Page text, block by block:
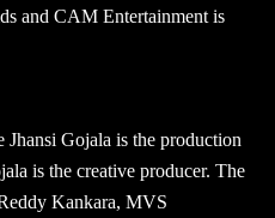
and CAM Entertainment is
Gojala is the production
is the creative producer. The
Kankara, MVS